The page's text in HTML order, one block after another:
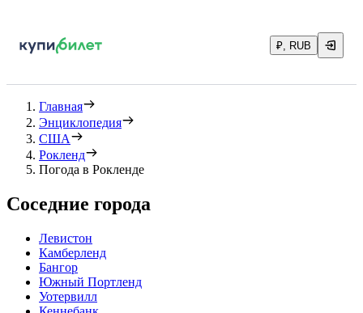
₽, RUB
Главная
Энциклопедия
США
Рокленд
Погода в Рокленде
Соседние города
Левистон
Камберленд
Бангор
Южный Портленд
Уотервилл